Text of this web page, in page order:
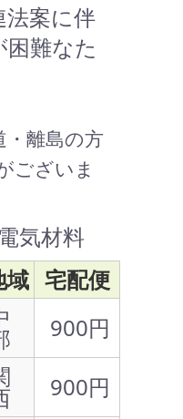
法案に伴
難なた
・離島の方
ございま
気材料
域 宅配便
900円
900円